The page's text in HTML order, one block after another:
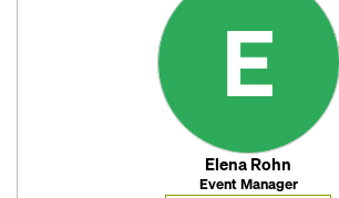
E
Elena Rohn
Event Manager